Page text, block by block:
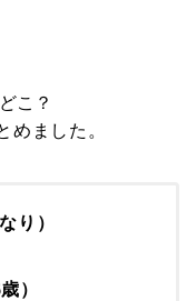
こ？
めました。
り）
）